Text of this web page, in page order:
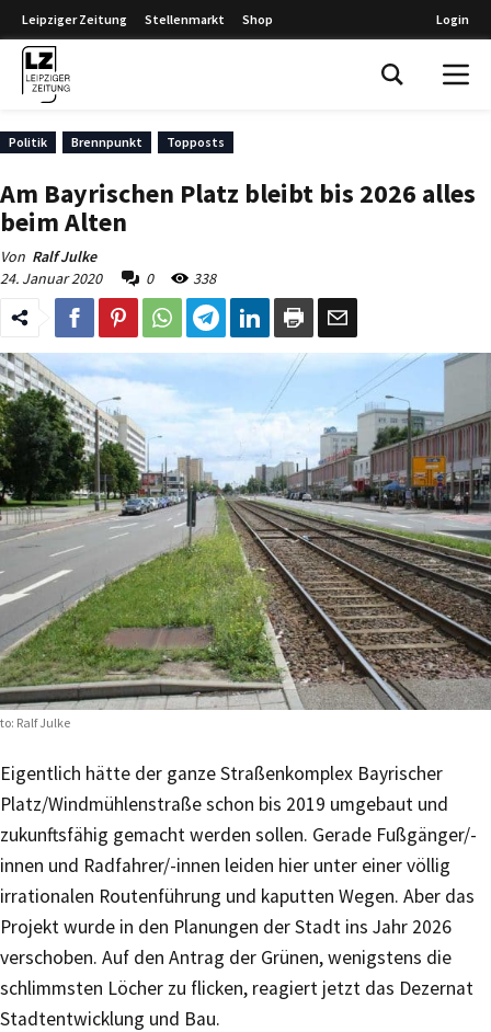
Leipziger Zeitung Stellenmarkt Shop Login
Politik Brennpunkt Topposts
Am Bayrischen Platz bleibt bis 2026 alles
beim Alten
Von Ralf Julke
24. Januar 2020
0 338
Ralf Julke
Eigentlich hätte der ganze Straßenkomplex Bayrischer
Platz/Windmühlenstraße schon bis 2019 umgebaut und
zukunftsfähig gemacht werden sollen. Gerade Fußgänger/-
innen und Radfahrer/-innen leiden hier unter einer völlig
irrationalen Routenführung und kaputten Wegen. Aber das
Projekt wurde in den Planungen der Stadt ins Jahr 2026
verschoben. Auf den Antrag der Grünen, wenigstens die
schlimmsten Löcher zu flicken, reagiert jetzt das Dezernat
Stadtentwicklung und Bau.